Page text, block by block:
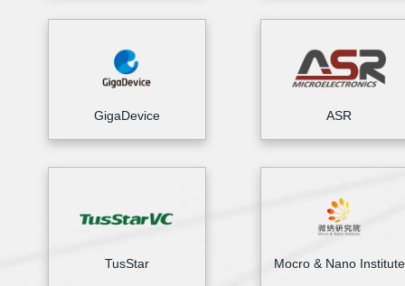
GigaDevice ASR
TusStar Mocro & Nano Institute